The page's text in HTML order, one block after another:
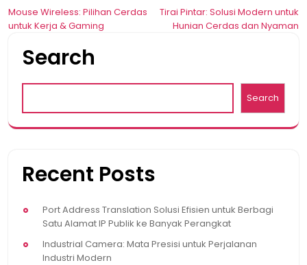
Post
navigation
Mouse Wireless: Pilihan Cerdas
untuk Kerja & Gaming
Tirai Pintar: Solusi Modern untuk
Hunian Cerdas dan Nyaman
Search
Search
Recent Posts
Port Address Translation Solusi Efisien untuk Berbagi
Satu Alamat IP Publik ke Banyak Perangkat
Industrial Camera: Mata Presisi untuk Perjalanan
Industri Modern